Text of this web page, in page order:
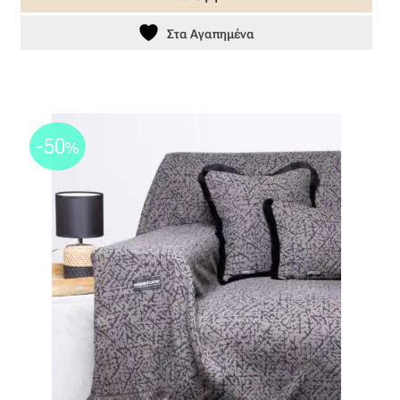
Τρεβίρα
Υφαντό
Φιλ-κουπέ
Φλάμα
Στα Αγαπημένα
-50%